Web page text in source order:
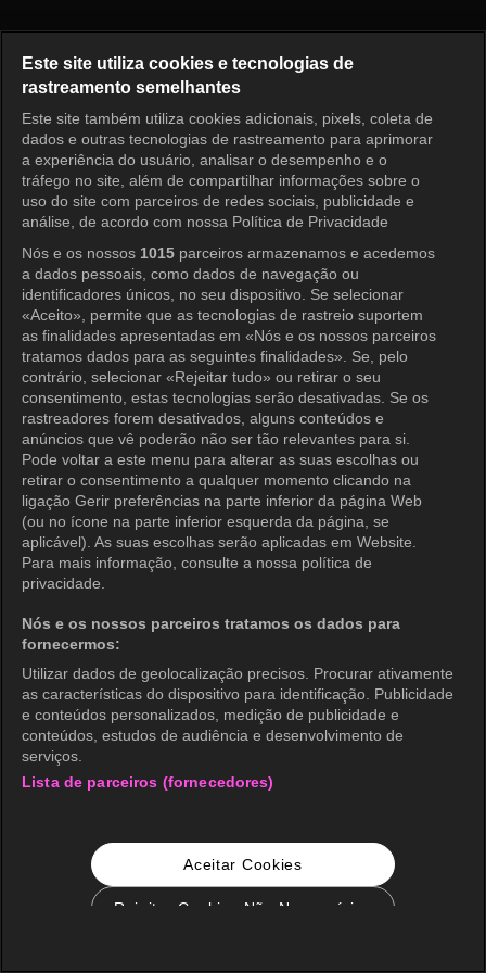
Entrar
Este site utiliza cookies e tecnologias de
rastreamento semelhantes
Este site também utiliza cookies adicionais, pixels, coleta de
dados e outras tecnologias de rastreamento para aprimorar
a experiência do usuário, analisar o desempenho e o
tráfego no site, além de compartilhar informações sobre o
uso do site com parceiros de redes sociais, publicidade e
análise, de acordo com nossa Política de Privacidade
Nós e os nossos 1015 parceiros armazenamos e acedemos
a dados pessoais, como dados de navegação ou
identificadores únicos, no seu dispositivo. Se selecionar
«Aceito», permite que as tecnologias de rastreio suportem
as finalidades apresentadas em «Nós e os nossos parceiros
tratamos dados para as seguintes finalidades». Se, pelo
contrário, selecionar «Rejeitar tudo» ou retirar o seu
consentimento, estas tecnologias serão desativadas. Se os
rastreadores forem desativados, alguns conteúdos e
anúncios que vê poderão não ser tão relevantes para si.
Pode voltar a este menu para alterar as suas escolhas ou
retirar o consentimento a qualquer momento clicando na
ligação Gerir preferências na parte inferior da página Web
(ou no ícone na parte inferior esquerda da página, se
aplicável). As suas escolhas serão aplicadas em Website.
Para mais informação, consulte a nossa política de
privacidade.
Nós e os nossos parceiros tratamos os dados para
fornecermos:
Utilizar dados de geolocalização precisos. Procurar ativamente
as características do dispositivo para identificação. Publicidade
e conteúdos personalizados, medição de publicidade e
conteúdos, estudos de audiência e desenvolvimento de
serviços.
Lista de parceiros (fornecedores)
Aceitar Cookies
Rejeitar Cookies Não Necessários